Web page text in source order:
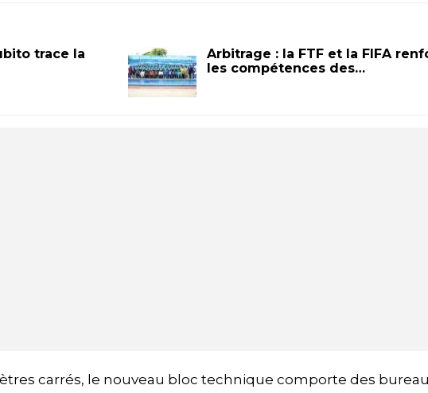
trace la
Arbitrage : la FTF et la FIFA
les compétences des…
carrés, le nouveau bloc technique comporte des